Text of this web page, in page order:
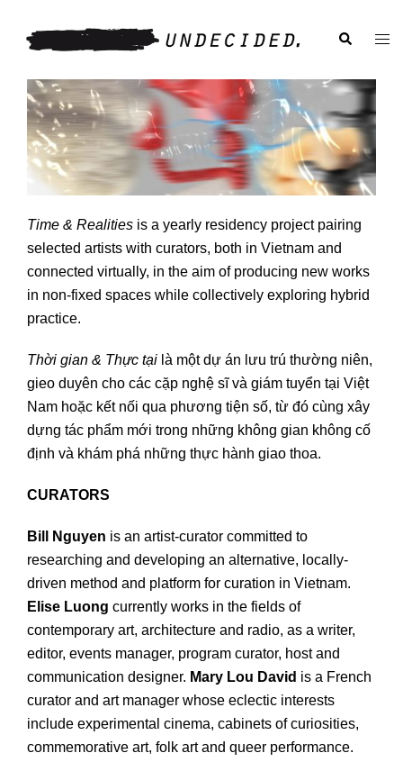
Search
Time & Realities is a yearly residency project pairing
selected artists with curators, both in Vietnam and
connected virtually, in the aim of producing new works
in non-fixed spaces while collectively exploring hybrid
practice.
Thời gian & Thực tại là một dự án lưu trú thường niên,
gieo duyên cho các cặp nghệ sĩ và giám tuyển tại Việt
Nam hoặc kết nối qua phương tiện số, từ đó cùng xây
dựng tác phẩm mới trong những không gian không cố
định và khám phá những thực hành giao thoa.
CURATORS
Bill Nguyen is an artist-curator committed to
researching and developing an alternative, locally-
driven method and platform for curation in Vietnam.
Elise Luong currently works in the fields of
contemporary art, architecture and radio, as a writer,
editor, events manager, program curator, host and
communication designer. Mary Lou David is a French
curator and art manager whose eclectic interests
include experimental cinema, cabinets of curiosities,
commemorative art, folk art and queer performance.